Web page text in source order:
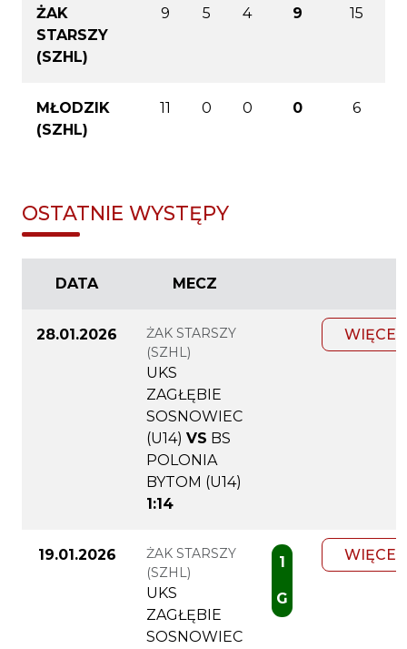
ŻAK
STARSZY
(SZHL)
9 5 4 9 15
MŁODZIK
(SZHL)
11 0 0 0 6
OSTATNIE WYSTĘPY
DATA MECZ
28.01.2026
ŻAK STARSZY
(SZHL)
UKS
ZAGŁĘBIE
SOSNOWIEC
(U14) VS BS
POLONIA
BYTOM (U14)
1:14
WIĘCEJ
19.01.2026
ŻAK STARSZY
(SZHL)
UKS
ZAGŁĘBIE
SOSNOWIEC
1
G
WIĘCEJ